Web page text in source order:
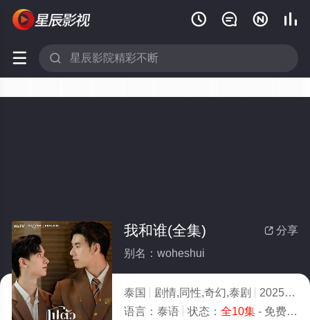
   
 
 分享
我和谁(全集)
别名：woheshui
泰国 剧情,同性,奇幻,泰剧 2025
8.0
语言： 泰语 状态： 全10集- 免费在线观看